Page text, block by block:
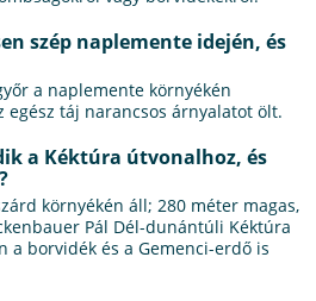
szép naplemente idején, és
a naplemente környékén
egész táj narancsos árnyalatot ölt.
a Kéktúra útvonalhoz, és
környékén áll; 280 méter magas,
Pál Dél-dunántúli Kéktúra
a borvidék és a Gemenci-erdő is